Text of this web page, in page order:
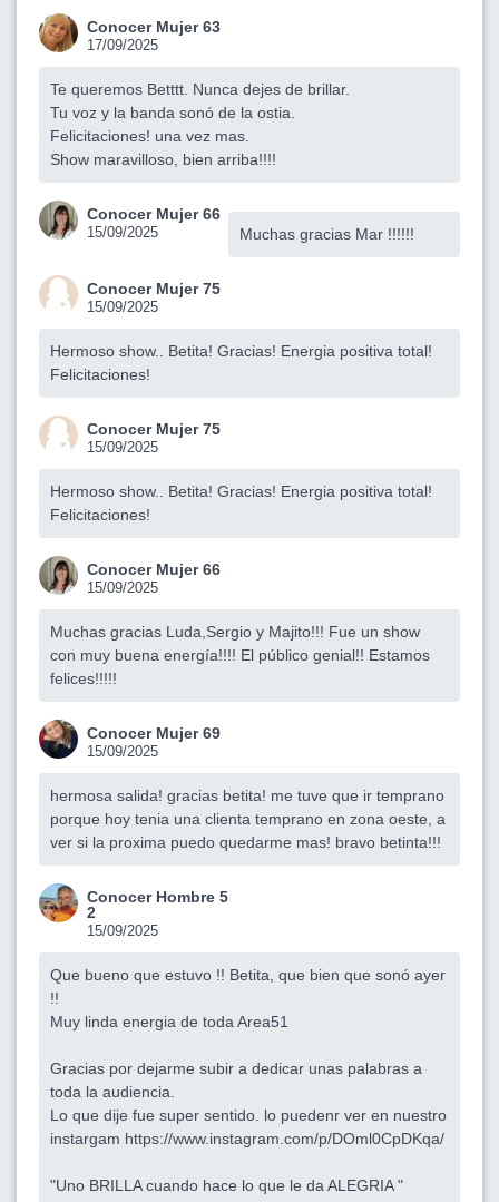
Conocer Mujer 63
17/09/2025
Te queremos Betttt. Nunca dejes de brillar.
Tu voz y la banda sonó de la ostia.
Felicitaciones! una vez mas.
Show maravilloso, bien arriba!!!!
Conocer Mujer 66
15/09/2025 Muchas gracias Mar !!!!!!
Conocer Mujer 75
15/09/2025
Hermoso show.. Betita! Gracias! Energia positiva total!
Felicitaciones!
Conocer Mujer 75
15/09/2025
Hermoso show.. Betita! Gracias! Energia positiva total!
Felicitaciones!
Conocer Mujer 66
15/09/2025
Muchas gracias Luda,Sergio y Majito!!! Fue un show
con muy buena energía!!!! El público genial!! Estamos
felices!!!!!
Conocer Mujer 69
15/09/2025
hermosa salida! gracias betita! me tuve que ir temprano
porque hoy tenia una clienta temprano en zona oeste, a
ver si la proxima puedo quedarme mas! bravo betinta!!!
Conocer Hombre 5
2
15/09/2025
Que bueno que estuvo !! Betita, que bien que sonó ayer
!!
Muy linda energia de toda Area51
Gracias por dejarme subir a dedicar unas palabras a
toda la audiencia.
Lo que dije fue super sentido. lo puedenr ver en nuestro
instargam https://www.instagram.com/p/DOml0CpDKqa/
"Uno BRILLA cuando hace lo que le da ALEGRIA "